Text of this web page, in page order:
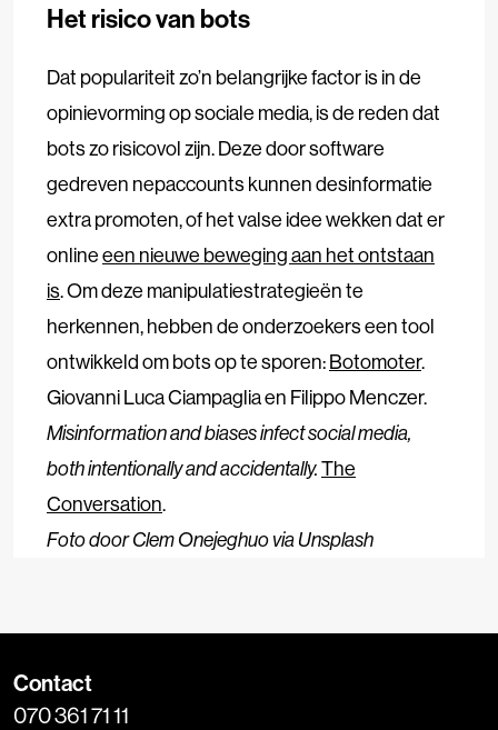
Het risico van bots
Dat populariteit zo’n belangrijke factor is in de
opinievorming op sociale media, is de reden dat
bots zo risicovol zijn. Deze door software
gedreven nepaccounts kunnen desinformatie
extra promoten, of het valse idee wekken dat er
onlineeen nieuwe beweging aan het ontstaan
is. Om deze manipulatiestrategieën te
herkennen, hebben de onderzoekers een tool
ontwikkeld om bots op te sporen:Botomoter.
Giovanni Luca Ciampaglia en Filippo Menczer.
Misinformation and biases infect social media,
both intentionally and accidentally.The
Conversation.
Foto door Clem Onejeghuo via Unsplash
Contact
070 361 71 11